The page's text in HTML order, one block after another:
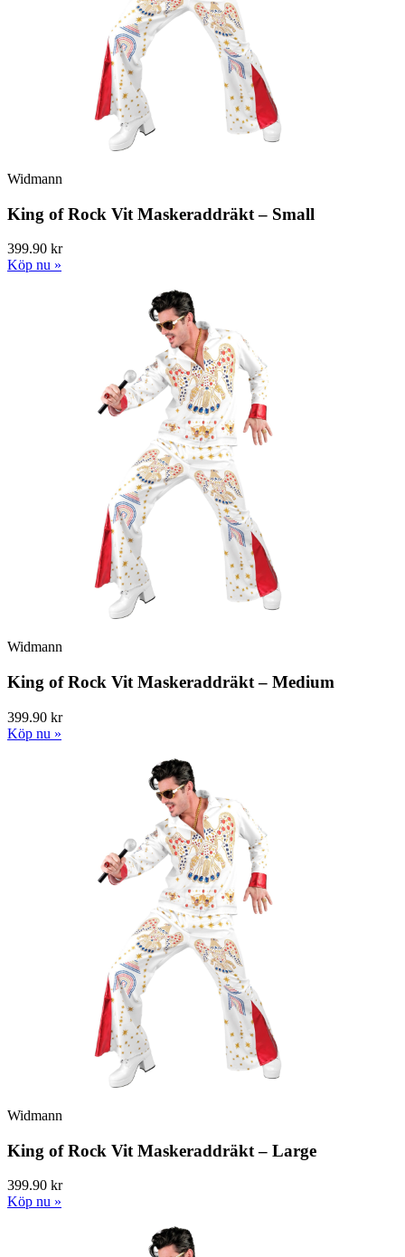
Widmann
King of Rock Vit Maskeraddräkt – Small
399.90 kr
Köp nu »
Widmann
King of Rock Vit Maskeraddräkt – Medium
399.90 kr
Köp nu »
Widmann
King of Rock Vit Maskeraddräkt – Large
399.90 kr
Köp nu »